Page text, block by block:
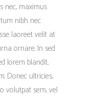
nec, maximus
nibh nec
laoreet velit at
ornare. In sed
lorem blandit,
Donec ultricies,
volutpat sem, vel